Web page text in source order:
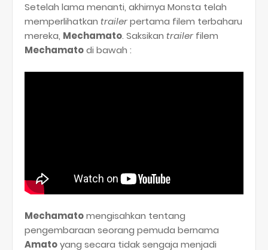
Setelah lama menanti, akhirnya Monsta telah
memperlihatkan trailerpertama filem terbaharu
mereka, Mechamato. Saksikan trailer filem
Mechamatodi bawah :
Mechamatomengisahkan tentang
pengembaraan seorang pemuda bernama
Amatoyang secara tidak sengaja menjadi